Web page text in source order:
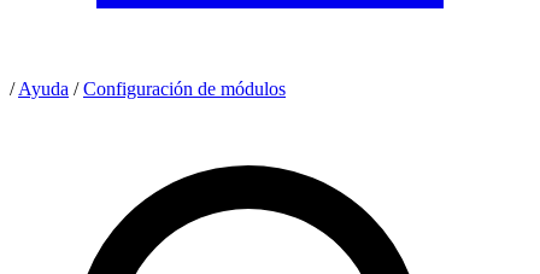
/ Ayuda / Configuración de módulos